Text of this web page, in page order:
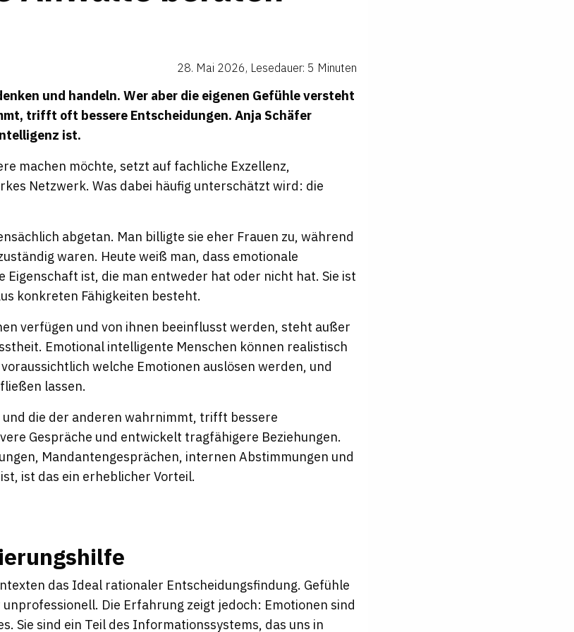
28. Mai 2026, Lesedauer: 5 Minuten
und handeln. Wer aber die eigenen Gefühle versteht
trifft oft bessere Entscheidungen.Anja Schäfer
ist.
machen möchte, setzt auf fachliche Exzellenz,
Netzwerk. Was dabei häufig unterschätzt wird: die
abgetan. Man billigte sie eher Frauen zu, während
waren. Heute weiß man, dass emotionale
ist, die man entweder hat oder nicht hat. Sie ist
konkreten Fähigkeiten besteht.
verfügen und von ihnen beeinflusst werden, steht außer
Emotional intelligente Menschen können realistisch
welche Emotionen auslösen werden, und
lassen.
und die der anderen wahrnimmt, trifft bessere
Gespräche und entwickelt tragfähigere Beziehungen.
Mandantengesprächen, internen Abstimmungen und
ist das ein erheblicher Vorteil.
das Ideal rationaler Entscheidungsfindung. Gefühle
Die Erfahrung zeigt jedoch: Emotionen sind
Sie sind ein Teil des Informationssystems, das uns in